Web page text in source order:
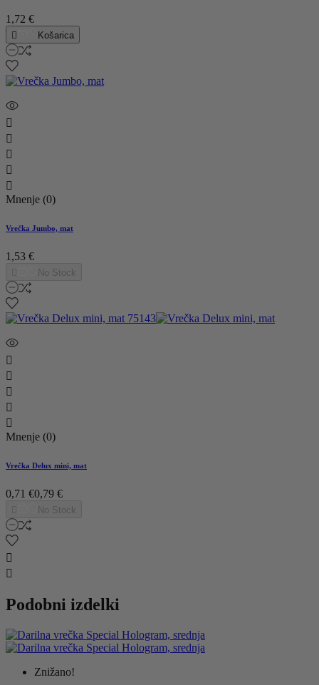
1,72 €
 Košarica





Mnenje (0)
Vrečka Jumbo, mat
1,53 €
No Stock





Mnenje (0)
Vrečka Delux mini, mat
0,71 €0,79 €
No Stock


Podobni izdelki
Znižano!